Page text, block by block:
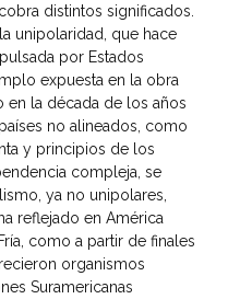
distintos significados.
unipolaridad, que hace
por Estados
expuesta en la obra
en la década de los años
no alineados, como
y principios de los
compleja, se
ya no unipolares,
reflejado en América
como a partir de finales
organismos
Suramericanas